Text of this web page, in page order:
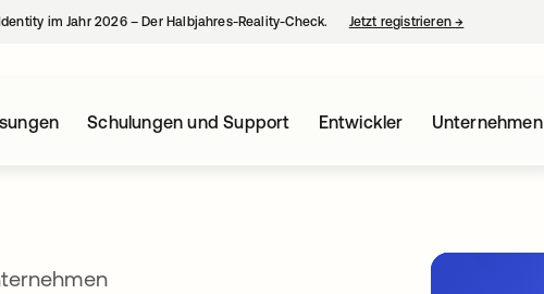
im Jahr 2026 – Der Halbjahres-Reality-Check. Jetzt registrieren→
Schulungen und Support Entwickler Unternehmen